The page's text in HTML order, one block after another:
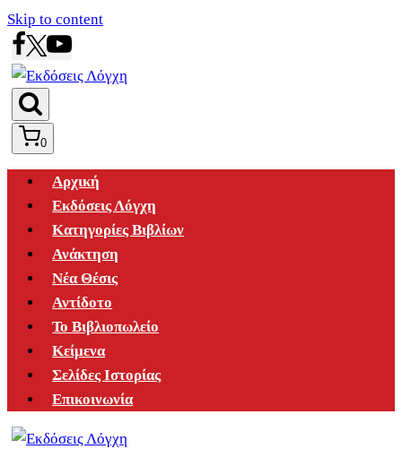
Skip to content
0
Αρχική
Εκδόσεις Λόγχη
Κατηγορίες Βιβλίων
Ανάκτηση
Νέα Θέσις
Αντίδοτο
Το Βιβλιοπωλείο
Κείμενα
Σελίδες Ιστορίας
Επικοινωνία